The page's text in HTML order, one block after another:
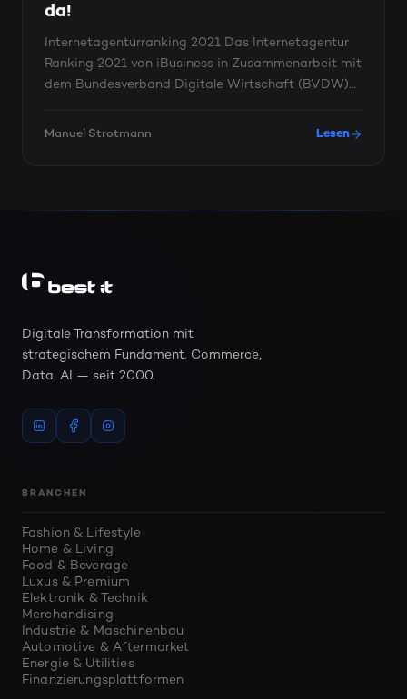
da!
Internetagenturranking 2021 Das Internetagentur
Ranking 2021 von iBusiness in Zusammenarbeit mit
dem Bundesverband Digitale Wirtschaft (BVDW)
Manuel Strotmann Lesen
Digitale Transformation mit
strategischem Fundament. Commerce,
Data, AI — seit 2000.
BRANCHEN
Fashion & Lifestyle
Home & Living
Food & Beverage
Luxus & Premium
Elektronik & Technik
Merchandising
Industrie & Maschinenbau
Automotive & Aftermarket
Energie & Utilities
Finanzierungsplattformen